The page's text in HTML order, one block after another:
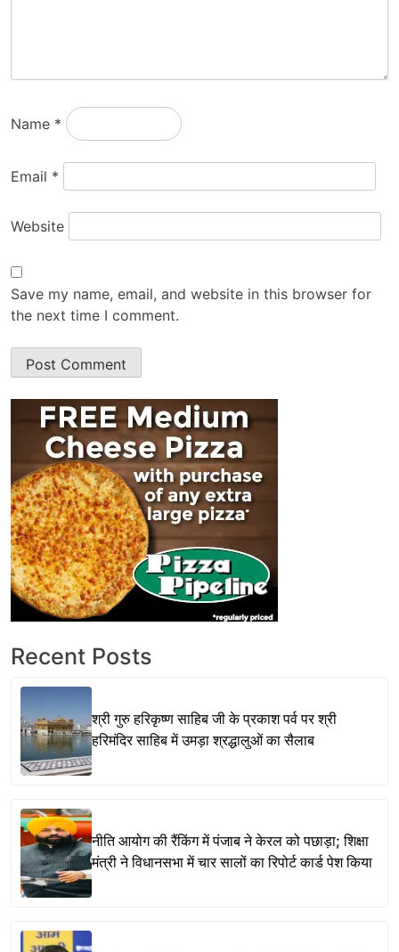
Name *
Email *
Website
Save my name, email, and website in this browser for
the next time I comment.
Recent Posts
श्री गुरु हरिकृष्ण साहिब जी के प्रकाश पर्व पर श्री
हरिमंदिर साहिब में उमड़ा श्रद्धालुओं का सैलाब
नीति आयोग की रैंकिंग में पंजाब ने केरल को पछाड़ा; शिक्षा
मंत्री ने विधानसभा में चार सालों का रिपोर्ट कार्ड पेश किया